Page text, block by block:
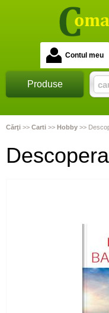
Contul meu
Produse
Cărţi >> Carti >> Hobby >>